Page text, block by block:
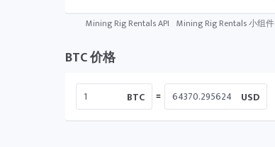
Mining Rig Rentals API Mining Rig Rentals 小组件
BTC 价格
BTC = USD